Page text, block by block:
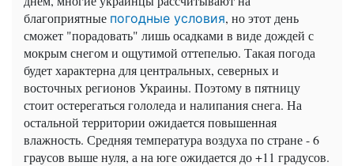
благоприятные погодные условия, но этот день
сможет "порадовать" лишь осадками в виде дождей с
мокрым снегом и ощутимой оттепелью. Такая погода
будет характерна для центральных, северных и
восточных регионов Украины. Поэтому в пятницу
стоит остерегаться гололеда и налипания снега. На
остальной территории ожидается повышенная
влажность. Средняя температура воздуха по стране - 6
граусов выше нуля, а на юге ожидается до +11 градусов.